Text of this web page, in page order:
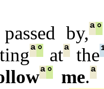
by,ª°
ª°atªthe
ª° me.ª